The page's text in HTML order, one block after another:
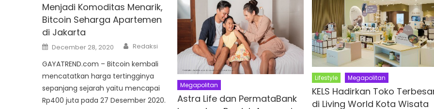
Menjadi Komoditas Menarik,
Bitcoin Seharga Apartemen
di Jakarta
Posted
on
December 28, 2020 Author
Redaksi
GAYATREND.com – Bitcoin kembali
mencatatkan harga tertingginya
sepanjang sejarah yaitu mencapai
Rp400 juta pada 27 Desember 2020.
Megapolitan
Astra Life dan PermataBank
Lifestyle Megapolitan
KELS Hadirkan Toko
di Living World Kota Wisata